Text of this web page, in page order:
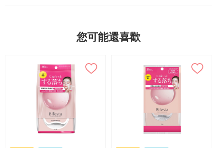
您可能還喜歡